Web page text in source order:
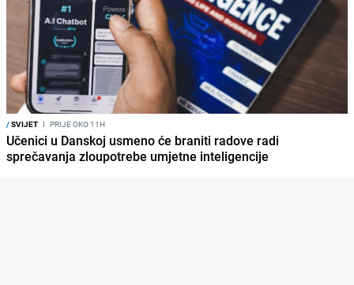
/SVIJET I PRIJE OKO 11H
Učenici u Danskoj usmeno će braniti radove radi
sprečavanja zloupotrebe umjetne inteligencije